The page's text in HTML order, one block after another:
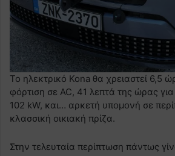
Το ηλεκτρικό Kona θα χρειαστεί 6,5
φόρτιση σε AC, 41 λεπτά της ώρας
102 kW, και… αρκετή υπομονή σε
κλασσική οικιακή πρίζα.
Στην τελευταία περίπτωση πάντως